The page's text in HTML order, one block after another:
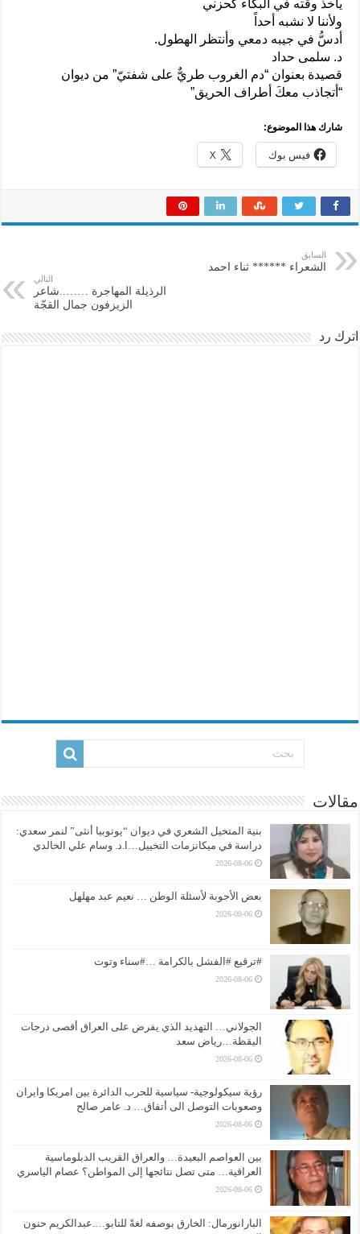
يأخذ وقته في البكاء كحزني
ولأننا لا نشبه أحداً
أدسُّ في جيبه دمعي وأنتظر الهطول.
د. سلمى حداد
قصيدة بعنوان “دم الغروب طريٌّ على شفتيّ” من ديوان
“أتجاذب معكَ أطراف الحريق”
شارك هذا الموضوع:
فيس بوك X
السابق
الشعراء ****** ثناء احمد
التالي
الرذيلة المهاجرة ……..شاعر
الزيزفون جمال القجّة
اترك رد
مقالات
بنية المتخيل الشعري في ديوان “يوتوبيا أنثى” لنمر سعدي:
دراسة في ميكانزمات التخييل…ا.د. وسام علي الخالدي
2026-08-06
بعض الأجوبة لأسئلة الوطن … نعيم عبد مهلهل
2026-08-06
#ترقيع #الفشل بالكرامة …#سناء وتوت
2026-08-06
الجولاني… التهديد الذي يفرض على العراق أقصى درجات
اليقظة…رياض سعد
2026-08-06
رؤية سيكولوجية- سياسية للحرب الدائرة بين امريكا وايران
وصعوبات التوصل الى أتفاق… د. عامر صالح
2026-08-06
بين العواصم البعيدة… والعراق القريب الدبلوماسية
العراقية… متى تصل نتائجها إلى المواطن؟ عصام الياسري
2026-08-06
البارانورمال: الخارق بوصفه لغةً للتابو….عبدالكريم حنون